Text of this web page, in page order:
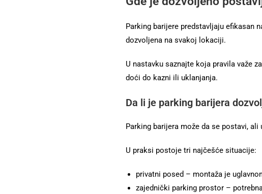
Parking barijere predstavljaju efikasan
dozvoljena na svakoj lokaciji.
U nastavku saznajte koja pravila važe
doći do kazni ili uklanjanja.
Da li je parking barijera
Parking barijera može da se postavi,
U praksi postoje tri najčešće situacije:
privatni posed – montaža je
zajednički parking prostor –